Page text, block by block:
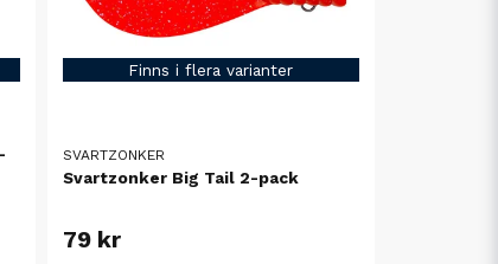
Finns i flera varianter
SVARTZONKER
Svartzonker Big Tail 2-pack
79 kr